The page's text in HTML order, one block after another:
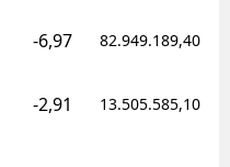
-6,97 82.949.189,40
-2,91 13.505.585,10